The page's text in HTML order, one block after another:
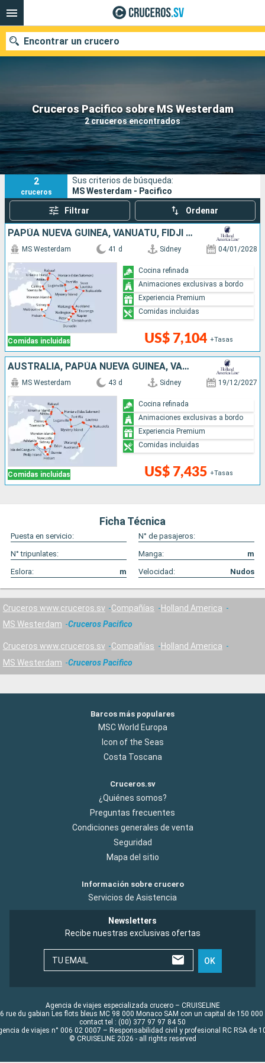
Cruceros Pacifico sobre MS Westerdam
2 cruceros encontrados
Encontrar un crucero
Nuestros destinos
Fecha de salida
Puertos Compañías
Buscar
2
cruceros
Sus criterios de búsqueda:
MS Westerdam - Pacifico
Filtrar Ordenar
PAPÚA NUEVA GUINEA, VANUATU, FIDJI (ISLAS), TONGA, NUEVA ZELANDA, AUSTRALIA
Comidas incluidas
MS Westerdam 41 d Sidney 04/01/2028
US$ 7,104 +Tasas
Cocina refinada
Animaciones exclusivas a bordo
Experiencia Premium
Comidas incluidas
AUSTRALIA, PAPÚA NUEVA GUINEA, VANUATU, FIDJI (ISLAS), TONGA, NUEVA ZELANDA
Comidas incluidas
MS Westerdam 43 d Sidney 19/12/2027
US$ 7,435 +Tasas
Cocina refinada
Animaciones exclusivas a bordo
Experiencia Premium
Comidas incluidas
Ficha Técnica
Puesta en servicio:
N° de pasajeros:
N° tripunlates:
Manga:
m
Eslora:
m Velocidad: Nudos
Cruceros www.cruceros.sv Compañías
Holland America
MS Westerdam
Cruceros Pacifico
Cruceros www.cruceros.sv Compañías
Holland America
MS Westerdam
Cruceros Pacifico
Barcos más populares
MSC World Europa
Icon of the Seas
Costa Toscana
Cruceros.sv
¿Quiénes somos?
Preguntas frecuentes
Condiciones generales de venta
Seguridad
Mapa del sitio
Información sobre crucero
Servicios de Asistencia
Newsletters
Recibe nuestras exclusivas ofertas
TU EMAIL OK
Agencia de viajes especializada crucero – CRUISELINE
rue du gabian Les flots bleus MC 98 000 Monaco SAM con un capital de 150 000
contact tel : (00) 377 97 97 84 50
de viajes n° 006 02 0007 – Responsabilidad civil y profesional RC RSA de
© CRUISELINE 2026 - all rights reserved